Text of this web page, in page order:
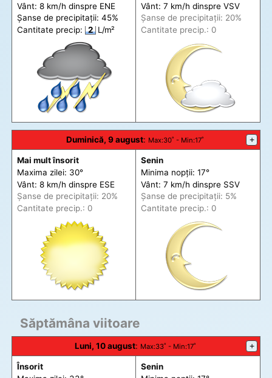
Vânt: 8 km/h dinspre ENE
Șanse de precipitații: 45%
Cantitate precip:
2 L/m²
Vânt: 7 km/h dinspre VSV
Șanse de precipitații: 20%
Cantitate precip.: 0
Duminică, 9 august: Max:30˚ - Min:17˚ +
Mai mult însorit
Maxima zilei: 30°
Vânt: 8 km/h dinspre ESE
Șanse de precipitații: 20%
Cantitate precip.: 0
Senin
Minima nopții: 17°
Vânt: 7 km/h dinspre SSV
Șanse de precipitații: 5%
Cantitate precip.: 0
Săptămâna viitoare
Luni, 10 august: Max:33˚ - Min:17˚ +
Însorit
Senin